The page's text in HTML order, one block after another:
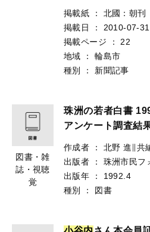
掲載紙 ：
北國：朝刊
掲載日
：
2010-07-31
掲載ページ
：
22
地域
：
輪島市
種別
： 新聞記事
図書・雑
誌・視聴
覚
珠洲の若者白書
アンケート調査結
作成者 ： 北野 進∥共
出版者
：
珠洲市民フ
出版年
：
1992.4
種別
： 図書